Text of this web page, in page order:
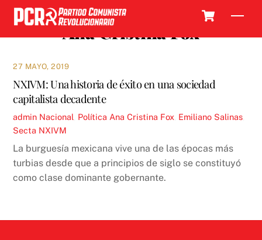
Skip
content
Ana Cristina Fox
27 MAYO, 2019
NXIVM: Una historia de éxito en una sociedad
capitalista decadente
admin Nacional Política Ana Cristina Fox Emiliano Salinas
Secta NXIVM
La burguesía mexicana vive una de las épocas más
turbias desde que a principios de siglo se constituyó
como clase dominante gobernante.